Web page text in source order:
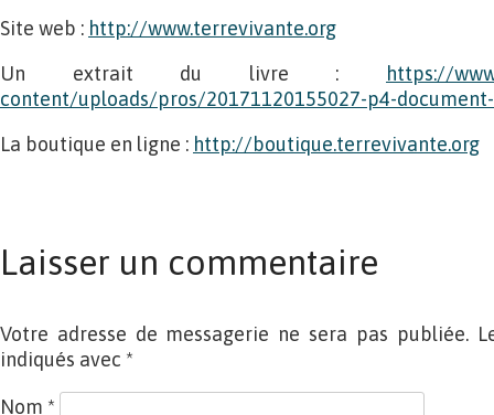
Site web : http://www.terrevivante.org
Un extrait du livre :
https://
content/uploads/pros/20171120155027-p4-
La boutique en ligne : http://boutique.terrevivante.org
Laisser un commentaire
Votre adresse de messagerie ne sera pas publiée.
indiqués avec *
Nom *